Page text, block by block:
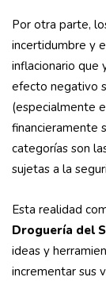
Por otra parte,
incertidumbre y
inflacionario que
efecto negativo
(especialmente
financieramente
categorías son
sujetas a la
Esta realidad
Droguería del
ideas y
incrementar sus